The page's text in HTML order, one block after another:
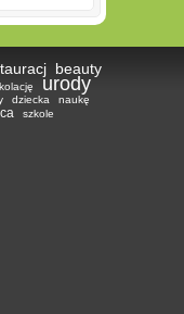
beauty
kolację urody
dziecka naukę
szkole